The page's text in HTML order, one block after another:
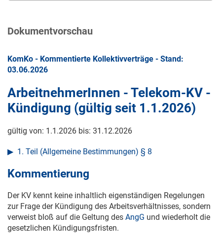
Dokumentvorschau
KomKo - Kommentierte Kollektivverträge - Stand:
03.06.2026
ArbeitnehmerInnen - Telekom-KV -
Kündigung (gültig seit 1.1.2026)
gültig von: 1.1.2026 bis: 31.12.2026
1. Teil (Allgemeine Bestimmungen) § 8
Kommentierung
Der KV kennt keine inhaltlich eigenständigen Regelungen
zur Frage der Kündigung des Arbeitsverhältnisses, sondern
verweist bloß auf die Geltung des AngG und wiederholt die
gesetzlichen Kündigungsfristen.